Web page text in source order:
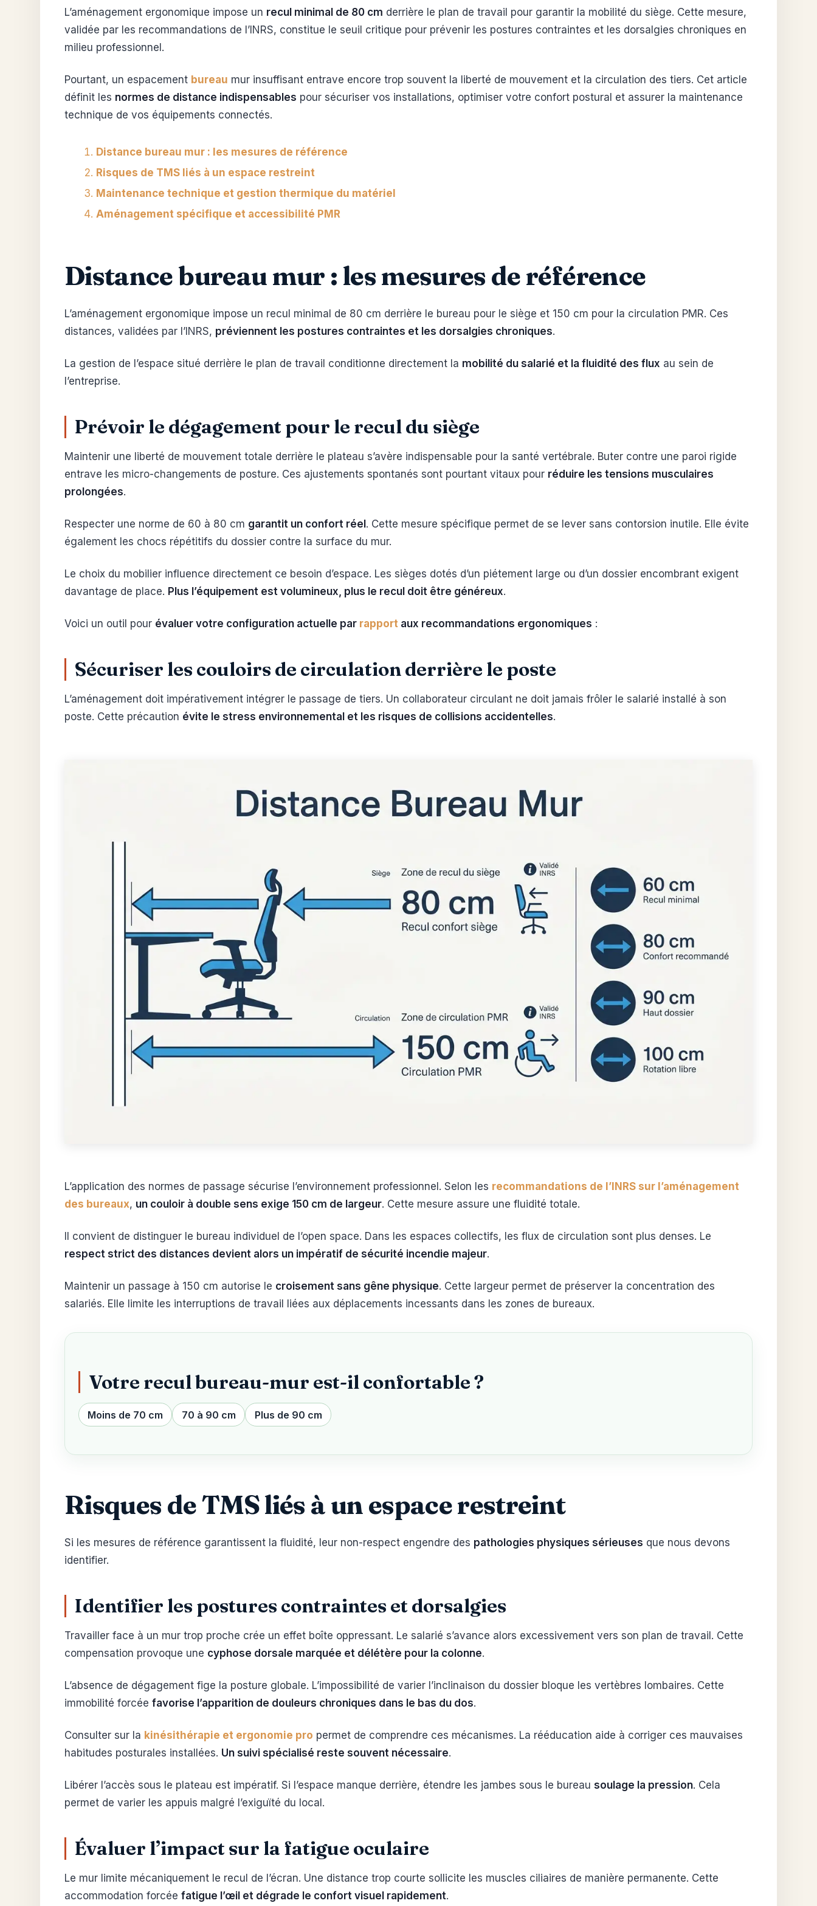
L’aménagement ergonomique impose un recul minimal de 80 cm derrière le plan de travail pour garantir la mobilité du siège. Cette mesure,
validée par les recommandations de l’INRS, constitue le seuil critique pour prévenir les postures contraintes et les dorsalgies chroniques en
milieu professionnel.
Pourtant, un espacement bureau mur insuffisant entrave encore trop souvent la liberté de mouvement et la circulation des tiers. Cet article
définit les normes de distance indispensables pour sécuriser vos installations, optimiser votre confort postural et assurer la maintenance
technique de vos équipements connectés.
Distance bureau mur : les mesures de référence
Risques de TMS liés à un espace restreint
Maintenance technique et gestion thermique du matériel
Aménagement spécifique et accessibilité PMR
Distance bureau mur : les mesures de référence
L’aménagement ergonomique impose un recul minimal de 80 cm derrière le bureau pour le siège et 150 cm pour la circulation PMR. Ces
distances, validées par l’INRS, préviennent les postures contraintes et les dorsalgies chroniques.
La gestion de l’espace situé derrière le plan de travail conditionne directement la mobilité du salarié et la fluidité des flux au sein de
l’entreprise.
Prévoir le dégagement pour le recul du siège
Maintenir une liberté de mouvement totale derrière le plateau s’avère indispensable pour la santé vertébrale. Buter contre une paroi rigide
entrave les micro-changements de posture. Ces ajustements spontanés sont pourtant vitaux pour réduire les tensions musculaires
prolongées.
Respecter une norme de 60 à 80 cm garantit un confort réel . Cette mesure spécifique permet de se lever sans contorsion inutile. Elle évite
également les chocs répétitifs du dossier contre la surface du mur.
Le choix du mobilier influence directement ce besoin d’espace. Les sièges dotés d’un piétement large ou d’un dossier encombrant exigent
davantage de place. Plus l’équipement est volumineux, plus le recul doit être généreux.
Voici un outil pour évaluer votre configuration actuelle par rapport aux recommandations ergonomiques :
Sécuriser les couloirs de circulation derrière le poste
L’aménagement doit impérativement intégrer le passage de tiers. Un collaborateur circulant ne doit jamais frôler le salarié installé à son
poste. Cette précaution évite le stress environnemental et les risques de collisions accidentelles.
L’application des normes de passage sécurise l’environnement professionnel. Selon les recommandations de l’INRS sur l’aménagement
des bureaux, un couloir à double sens exige 150 cm de largeur. Cette mesure assure une fluidité totale.
Il convient de distinguer le bureau individuel de l’open space. Dans les espaces collectifs, les flux de circulation sont plus denses. Le
respect strict des distances devient alors un impératif de sécurité incendie majeur.
Maintenir un passage à 150 cm autorise le croisement sans gêne physique. Cette largeur permet de préserver la concentration des
salariés. Elle limite les interruptions de travail liées aux déplacements incessants dans les zones de bureaux.
Votre recul bureau-mur est-il confortable ?
Moins de 70 cm 70 à 90 cm Plus de 90 cm
Risques de TMS liés à un espace restreint
Si les mesures de référence garantissent la fluidité, leur non-respect engendre des pathologies physiques sérieuses que nous devons
identifier.
Identifier les postures contraintes et dorsalgies
Travailler face à un mur trop proche crée un effet boîte oppressant. Le salarié s’avance alors excessivement vers son plan de travail. Cette
compensation provoque une cyphose dorsale marquée et délétère pour la colonne.
L’absence de dégagement fige la posture globale. L’impossibilité de varier l’inclinaison du dossier bloque les vertèbres lombaires. Cette
immobilité forcée favorise l’apparition de douleurs chroniques dans le bas du dos.
Consulter sur la kinésithérapie et ergonomie pro permet de comprendre ces mécanismes. La rééducation aide à corriger ces mauvaises
habitudes posturales installées. Un suivi spécialisé reste souvent nécessaire.
Libérer l’accès sous le plateau est impératif. Si l’espace manque derrière, étendre les jambes sous le bureau soulage la pression. Cela
permet de varier les appuis malgré l’exiguïté du local.
Évaluer l’impact sur la fatigue oculaire
Le mur limite mécaniquement le recul de l’écran. Une distance trop courte sollicite les muscles ciliaires de manière permanente. Cette
accommodation forcée fatigue l’œil et dégrade le confort visuel rapidement.